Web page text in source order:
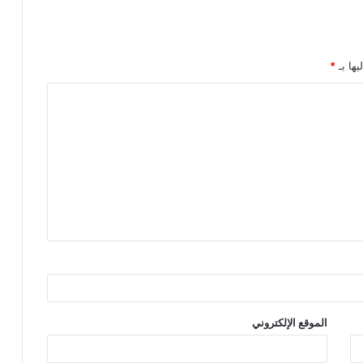
بـ *
الموقع الإلكتروني